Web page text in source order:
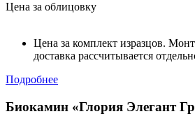
Цена за облицовку
Цена за комплект изразцов.
доставка рассчитывается
Подробнее
Биокамин «Глория Элегант